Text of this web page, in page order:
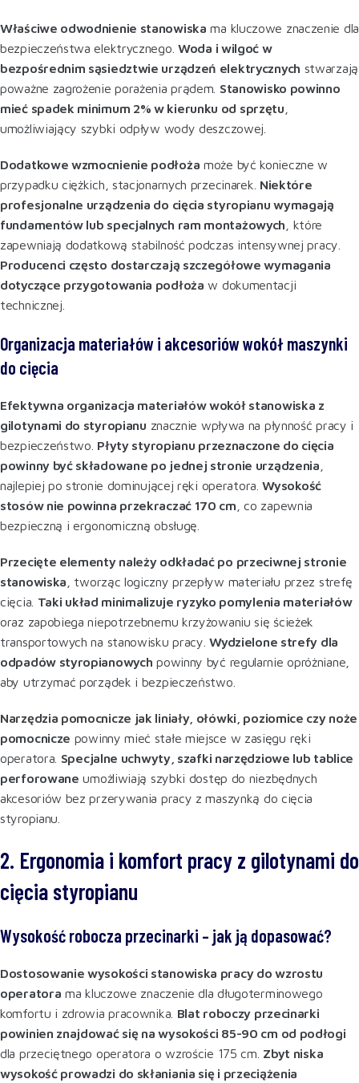
Właściwe odwodnienie stanowiska ma kluczowe znaczenie dla
bezpieczeństwa elektrycznego. Woda i wilgoć w
bezpośrednim sąsiedztwie urządzeń elektrycznych stwarzają
poważne zagrożenie porażenia prądem. Stanowisko powinno
mieć spadek minimum 2% w kierunku od sprzętu
umożliwiający szybki odpływ wody deszczowej.
Dodatkowe wzmocnienie podłoża może być konieczne w
przypadku ciężkich, stacjonarnych przecinarek. Niektóre
profesjonalne urządzenia do cięcia styropianu wymagają
fundamentów lub specjalnych ram montażowych , które
zapewniają dodatkową stabilność podczas intensywnej pracy.
Producenci często dostarczają szczegółowe wymagania
dotyczące przygotowania podłoża w dokumentacji
technicznej.
Organizacja materiałów i akcesoriów wokół maszynki
do cięcia
Efektywna organizacja materiałów wokół stanowiska z
gilotynami do styropianu znacznie wpływa na płynność pracy i
bezpieczeństwo. Płyty styropianu przeznaczone do cięcia
powinny być składowane po jednej stronie urządzenia
najlepiej po stronie dominującej ręki operatora.Wysokość
stosów nie powinna przekraczać 170 cm , co zapewnia
bezpieczną i ergonomiczną obsługę
Przecięte elementy należy odkładać po przeciwnej stronie
stanowiska , tworząc logiczny przepływ materiału przez strefę
cięcia. Taki układ minimalizuje ryzyko pomylenia materiałów
oraz zapobiega niepotrzebnemu krzyżowaniu się ścieżek
transportowych na stanowisku pracy.Wydzielone strefy dla
odpadów styropianowych powinny być regularnie opróżniane,
aby utrzymać porządek i bezpieczeństwo
Narzędzia pomocnicze jak liniały, ołówki, poziomice czy noże
pomocnicze powinny mieć stałe miejsce w zasięgu ręki
operatora. Specjalne uchwyty, szafki narzędziowe lub tablice
perforowane umożliwiają szybki dostęp do niezbędnych
akcesoriów bez przerywania pracy z maszynką do cięcia
styropianu
2. Ergonomia i komfort pracy z gilotynami do
cięcia styropianu
Wysokość robocza przecinarki – jak ją dopasować?
Dostosowanie wysokości stanowiska pracy do wzrostu
operatora ma kluczowe znaczenie dla długoterminowego
komfortu i zdrowia pracownika. Blat roboczy przecinarki
powinien znajdować się na wysokości 85-90 cm od podłogi
dla przeciętnego operatora o wzroście 175 cm. Zbyt niska
wysokość prowadzi do skłaniania się i przeciążenia